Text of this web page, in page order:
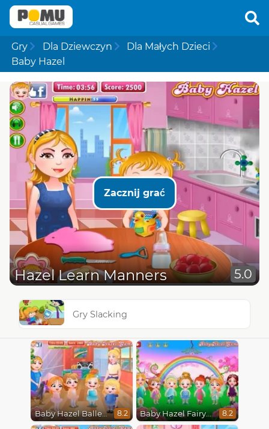
Gry Dla Dziewczyn
Dla Małych Dzieci
Baby Hazel
Zacznij grać
Hazel Learn Manners 5.0
Gry Slacking
Baby Hazel Ballerina Dance 8.2 Baby Hazel Fairyland Ballet 8.2